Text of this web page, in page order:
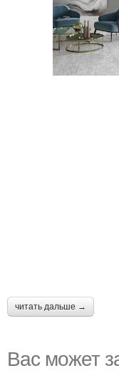
читать дальше →
Вас может